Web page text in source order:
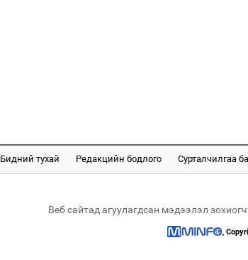
Бидний тухай Редакцийн бодлого Сурталчилгаа
Веб сайтад агуулагдсан мэдээлэл